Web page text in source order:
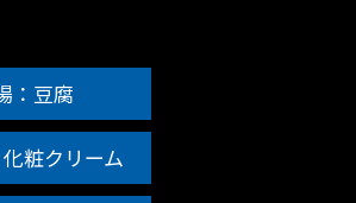
：豆腐
粧クリーム